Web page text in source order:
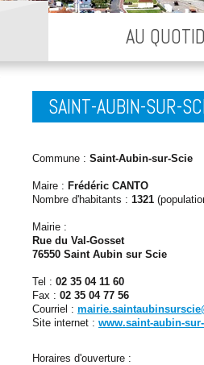
AU
SAINT-AUBIN-SUR-
Commune : Saint-Aubin-sur-Scie
Maire : Frédéric CANTO
Nombre d'habitants : 1321
Mairie :
Rue du Val-Gosset
76550 Saint Aubin sur Scie
Tel : 02 35 04 11 60
Fax : 02 35 04 77 56
Courriel :
Site internet : www.saint-aubin-
Horaires d'ouverture :